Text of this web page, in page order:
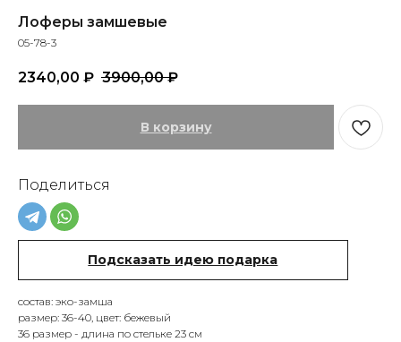
Лоферы замшевые
05-78-3
2340,00 ₽ 3900,00 ₽
В корзину
Поделиться
Подсказать идею подарка
состав: эко-замша
размер: 36-40, цвет: бежевый
36 размер - длина по стельке 23 см
ТЫ И NASTENS